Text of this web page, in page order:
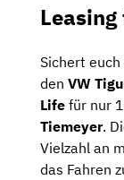
Sichert
den VW
Life für nur
Tiemeyer.
Vielzahl an
das Fahren